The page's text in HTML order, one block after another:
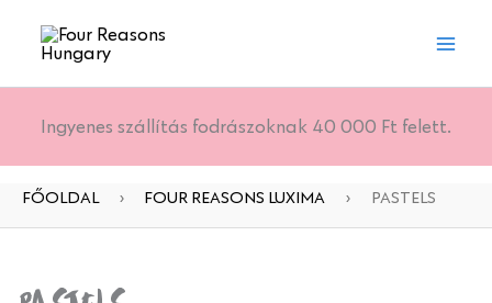
Ingyenes szállítás fodrászoknak 40 000 Ft felett.
FŐOLDAL › FOUR REASONS LUXIMA › PASTELS